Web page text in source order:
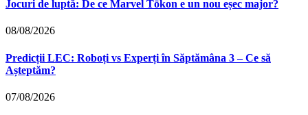
Jocuri de luptă: De ce Marvel Tōkon e un nou eșec major?
08/08/2026
Predicții LEC: Roboți vs Experți în Săptămâna 3 – Ce să
Așteptăm?
07/08/2026